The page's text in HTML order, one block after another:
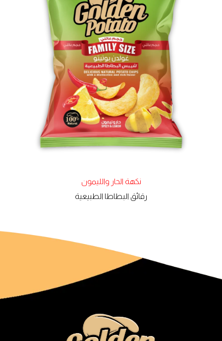
نكهة الحار والليمون
رقائق البطاطا الطبيعية